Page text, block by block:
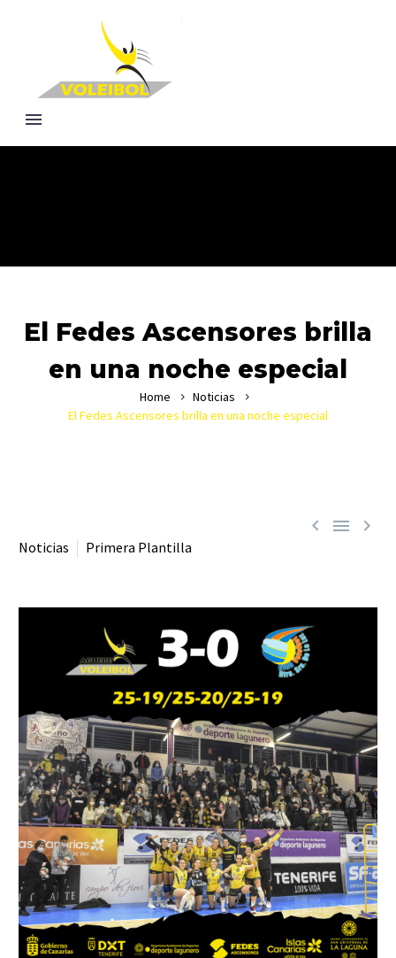
El Fedes Ascensores brilla
en una noche especial
Home
Noticias
El Fedes Ascensores brilla en una noche especial
  
Noticias Primera Plantilla